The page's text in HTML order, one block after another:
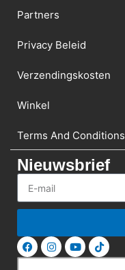
Partners
Privacy Beleid
Verzendingskosten
Winkel
Terms And Conditions
Nieuwsbrief